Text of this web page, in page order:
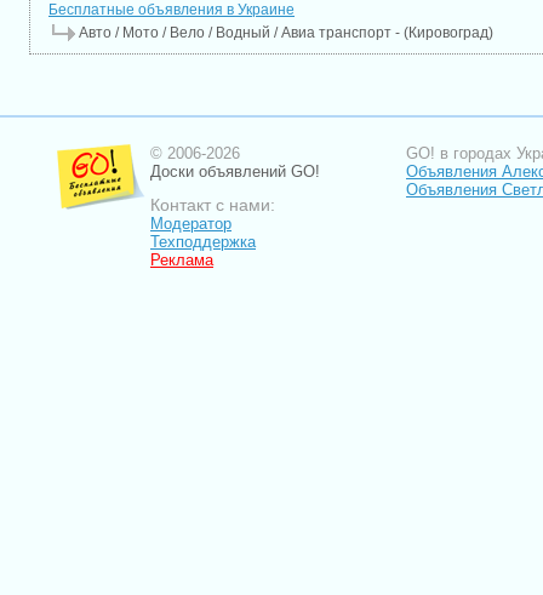
Бесплатные объявления в Украине
Авто / Мото / Вело / Водный / Авиа транспорт - (Кировоград)
© 2006-2026
Доски объявлений GO!
Контакт с нами:
Модератор
Техподдержка
Реклама
GO! в городах
Объявления
Объявления